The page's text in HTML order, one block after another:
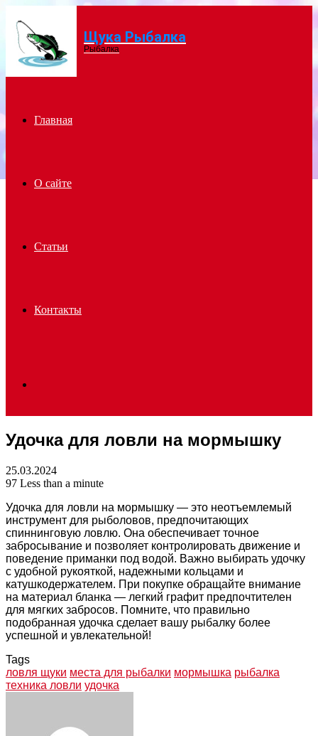
Menu Щука Рыбалка
Рыбалка
Главная
О сайте
Статьи
Контакты
for
Удочка для ловли на мормышку
25.03.2024
97 Less than a minute
Удочка для ловли на мормышку — это неотъемлемый
инструмент для рыболовов, предпочитающих
спиннинговую ловлю. Она обеспечивает точное
забросывание и позволяет контролировать движение и
поведение приманки под водой. Важно выбирать удочку
с удобной рукояткой, надежными кольцами и
катушкодержателем. При покупке обращайте внимание
на материал бланка — легкий графит предпочтителен
для мягких забросов. Помните, что правильно
подобранная удочка сделает вашу рыбалку более
успешной и увлекательной!
Tags
ловля щуки места для рыбалки мормышка рыбалка
техника ловли удочка